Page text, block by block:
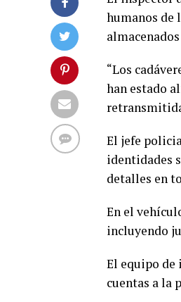
humanos de
“Los
han estado
El jefe
identidades
detalles en
En el
incluyendo
El equipo de
cuentas a la